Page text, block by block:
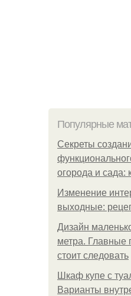
Популярные
Секреты
огорода и сада:
Изменение
выходные:
Дизайн
метра. Главные
стоит следовать
Шкаф купе с
Варианты